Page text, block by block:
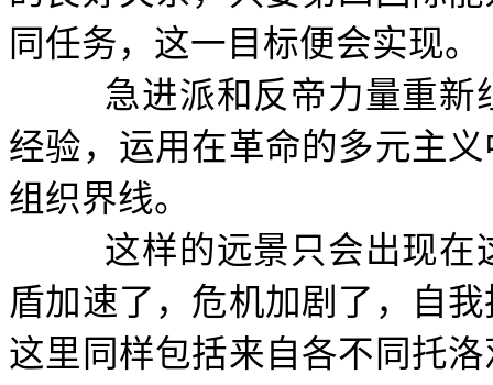
同任务，这一目标便会实现。
急进派和反帝力量重新
经验，运用在革命的多元主
组织界线。
这样的远景只会出现在
盾加速了，危机加剧了，自
这里同样包括来自各不同托